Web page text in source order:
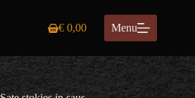
Winkelwagen
€ 0,00 Menu